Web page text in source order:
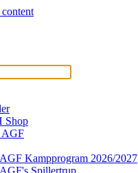
Shop
AGF
AGF Kampprogram 2026/2027
AGF's Spillertrup